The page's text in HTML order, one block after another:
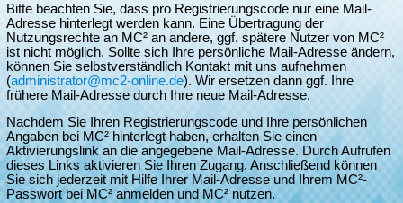
Bitte beachten Sie, dass pro Registrierungscode nur eine Mail-
Adresse hinterlegt werden kann. Eine Übertragung der
Nutzungsrechte an MC² an andere, ggf. spätere Nutzer von MC²
ist nicht möglich. Sollte sich Ihre persönliche Mail-Adresse ändern,
können Sie selbstverständlich Kontakt mit uns aufnehmen
(administrator@mc2-online.de). Wir ersetzen dann ggf. Ihre
frühere Mail-Adresse durch Ihre neue Mail-Adresse.
Nachdem Sie Ihren Registrierungscode und Ihre persönlichen
Angaben bei MC² hinterlegt haben, erhalten Sie einen
Aktivierungslink an die angegebene Mail-Adresse. Durch Aufrufen
dieses Links aktivieren Sie Ihren Zugang. Anschließend können
Sie sich jederzeit mit Hilfe Ihrer Mail-Adresse und Ihrem MC²-
Passwort bei MC² anmelden und MC² nutzen.